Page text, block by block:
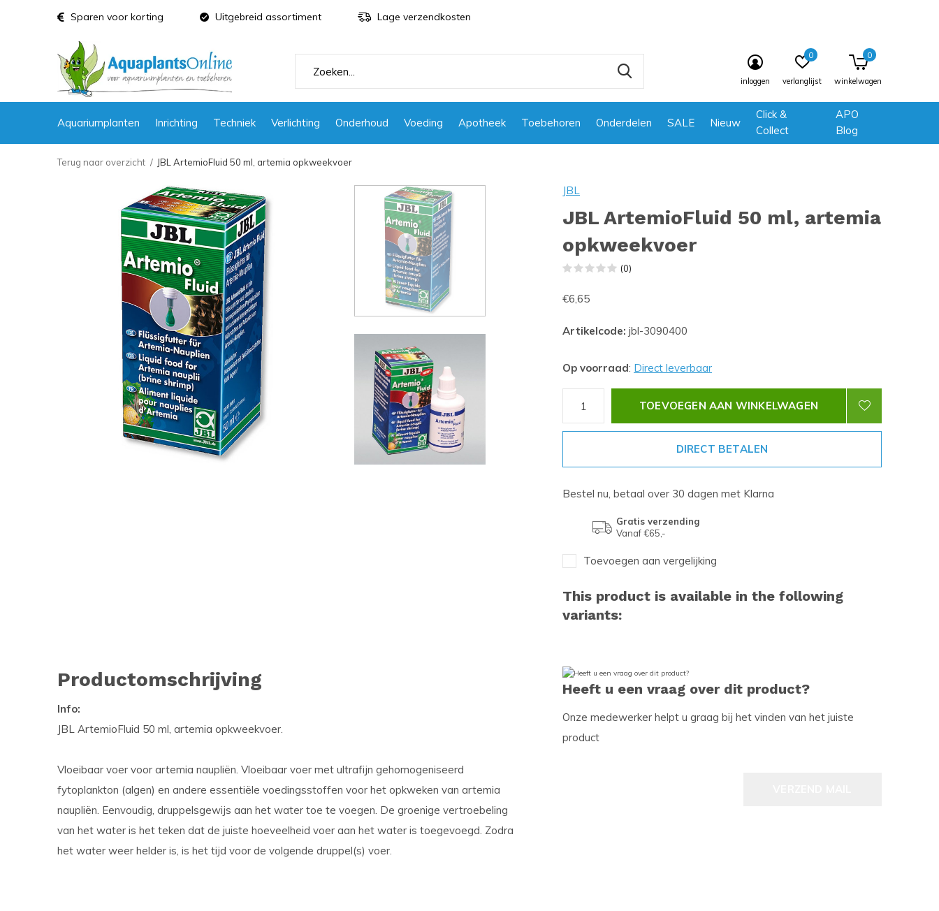
Aquariumplanten Inrichting Techniek Verlichting Onderhoud Voeding Apotheek Toebehoren Onderdelen SALE Nieuw
Click &
Collect
APO
Blog
inloggen verlanglijst
0
winkelwagen
0
Sparen voor korting Uitgebreid assortiment Lage verzendkosten
Terug naar overzicht JBL ArtemioFluid 50 ml, artemia opkweekvoer
JBL
JBL ArtemioFluid 50 ml, artemia
opkweekvoer
(0)
€6,65
Artikelcode: jbl-3090400
Op voorraad: Direct leverbaar
TOEVOEGEN AAN WINKELWAGEN
DIRECT BETALEN
Bestel nu, betaal over 30 dagen met Klarna
Gratis verzending
Vanaf €65,-
Toevoegen aan vergelijking
This product is available in the following
variants:
Productomschrijving
Info:
JBL ArtemioFluid 50 ml, artemia opkweekvoer.
Vloeibaar voer voor artemia naupliën. Vloeibaar voer met ultrafijn gehomogeniseerd
fytoplankton (algen) en andere essentiële voedingsstoffen voor het opkweken van artemia
naupliën. Eenvoudig, druppelsgewijs aan het water toe te voegen. De groenige vertroebeling
van het water is het teken dat de juiste hoeveelheid voer aan het water is toegevoegd. Zodra
het water weer helder is, is het tijd voor de volgende druppel(s) voer.
Heeft u een vraag over dit product?
Onze medewerker helpt u graag bij het vinden van het juiste
product